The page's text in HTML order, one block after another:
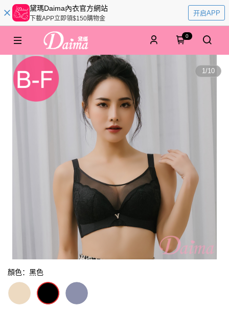
黛瑪Daima內衣官方網站
下載APP立即領$150購物金
开启APP
0
1/10
顏色：黑色